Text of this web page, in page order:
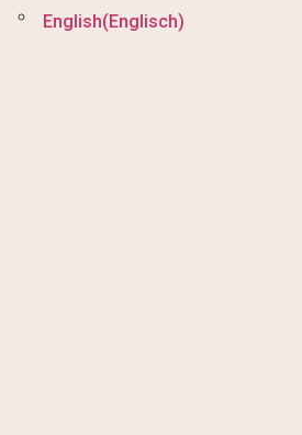
English(Englisch)